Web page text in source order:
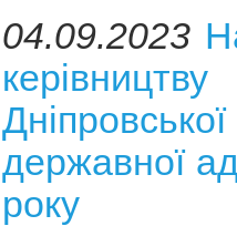
04.09.2023
державної
року